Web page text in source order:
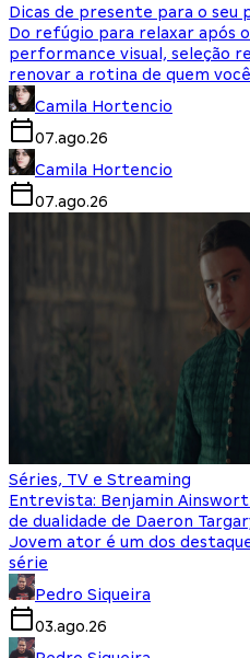
Dicas de presente para o seu
Do refúgio para relaxar após
performance visual, seleção
renovar a rotina de quem
Camila Hortencio
07.ago.26
Camila Hortencio
07.ago.26
Séries, TV e Streaming
Entrevista: Benjamin
de dualidade de Daeron
Jovem ator é um dos
série
Pedro Siqueira
03.ago.26